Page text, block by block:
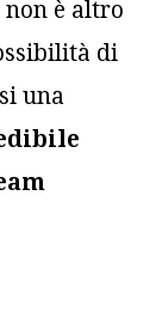
è altro
di
una